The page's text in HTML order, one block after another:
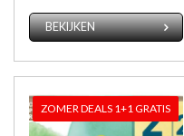
BEKIJKEN
ZOMER DEALS 1+1 GRATIS